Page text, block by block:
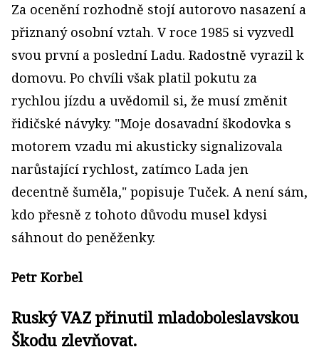
Za ocenění rozhodně stojí autorovo nasazení a
přiznaný osobní vztah. V roce 1985 si vyzvedl
svou první a poslední Ladu. Radostně vyrazil k
domovu. Po chvíli však platil pokutu za
rychlou jízdu a uvědomil si, že musí změnit
řidičské návyky. "Moje dosavadní škodovka s
motorem vzadu mi akusticky signalizovala
narůstající rychlost, zatímco Lada jen
decentně šuměla," popisuje Tuček. A není sám,
kdo přesně z tohoto důvodu musel kdysi
sáhnout do peněženky.
Petr Korbel
Ruský VAZ přinutil mladoboleslavskou
Škodu zlevňovat.